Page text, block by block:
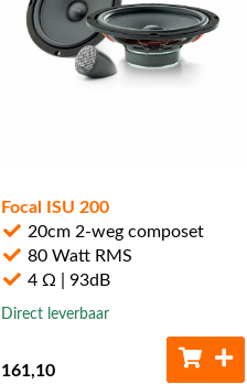
Focal ISU 200
20cm 2-weg composet
80 Watt RMS
4 Ω | 93dB
Direct leverbaar
161,10